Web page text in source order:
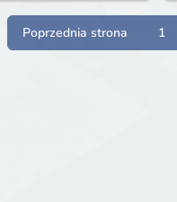
Poprzednia strona 1